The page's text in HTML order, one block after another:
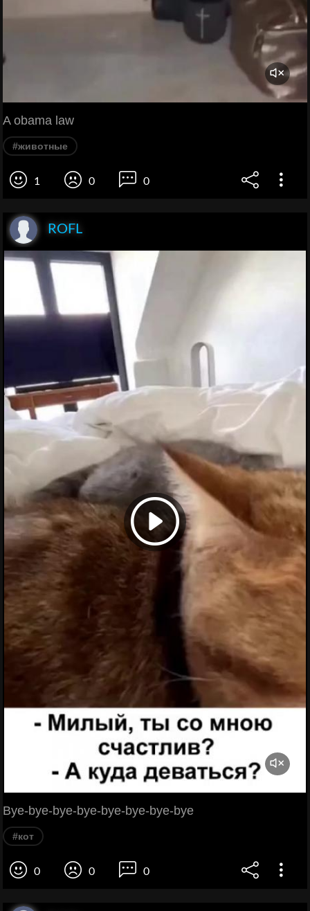
A obama law
#животные
1 0 0
ROFL
Bye-bye-bye-bye-bye-bye-bye-bye
#кот
0 0 0